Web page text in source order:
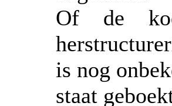
Of de
is nog
staat